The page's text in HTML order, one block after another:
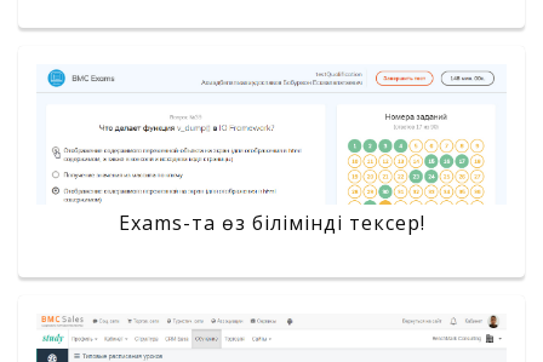
Exams-та өз білімінді тексер!